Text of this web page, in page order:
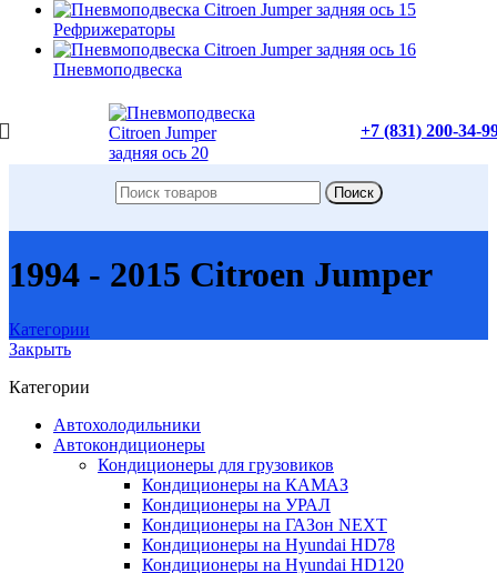
Рефрижераторы
Пневмоподвеска
+7 (831) 200-34-
Поиск
1994 - 2015 Citroen Jumper
Категории
Закрыть
Категории
Автохолодильники
Автокондиционеры
Кондиционеры для грузовиков
Кондиционеры на КАМАЗ
Кондиционеры на УРАЛ
Кондиционеры на ГАЗон NEXT
Кондиционеры на Hyundai HD78
Кондиционеры на Hyundai HD120